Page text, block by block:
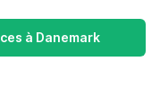
à Danemark